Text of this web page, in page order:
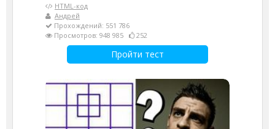
HTML-код
Андрей
Прохождений: 551 786
Просмотров: 948 985
252
Пройти тест